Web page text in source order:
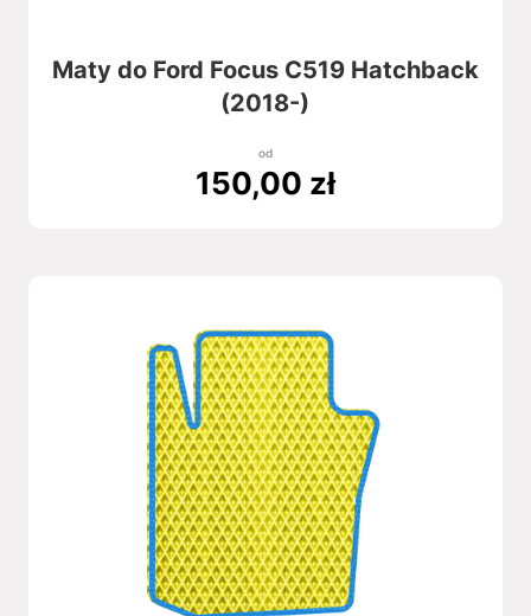
Maty do Ford Focus C519 Hatchback
(2018-)
od
150,00 zł